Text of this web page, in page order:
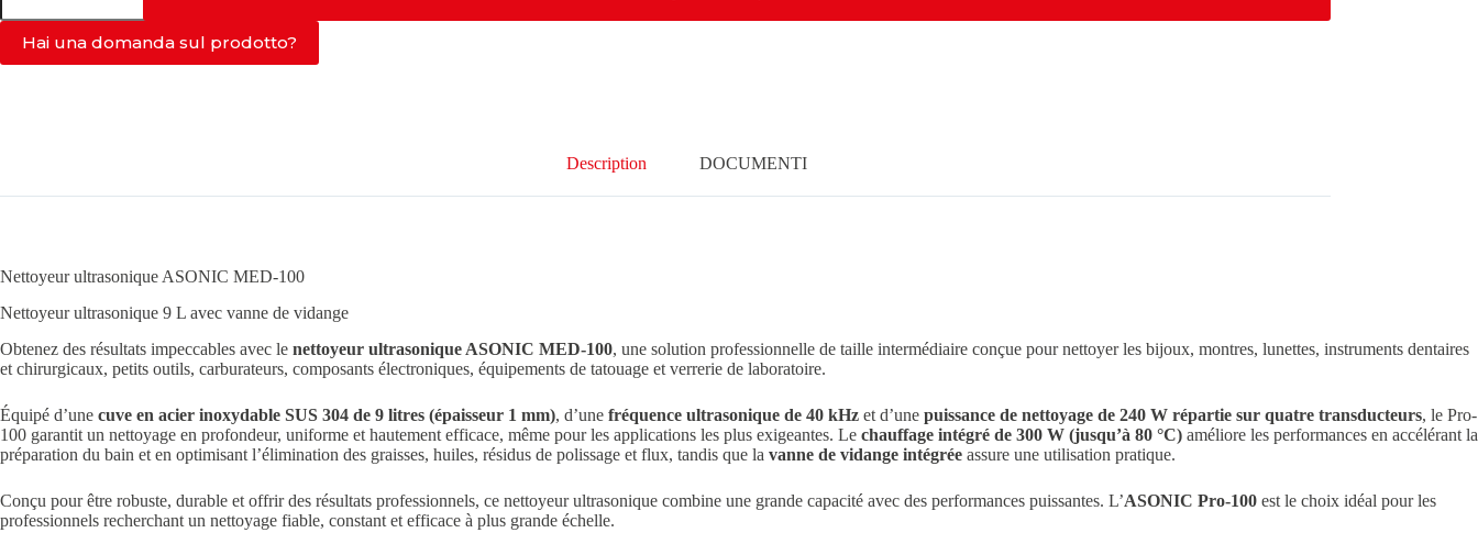
100-
40kHzHai una domanda sul prodotto?
Description DOCUMENTI
Nettoyeur ultrasonique ASONIC MED-100
Nettoyeur ultrasonique 9 L avec vanne de vidange
Obtenez des résultats impeccables avec le nettoyeur ultrasonique ASONIC MED-100, une solution professionnelle de taille intermédiaire conçue pour nettoyer les bijoux, montres, lunettes, instruments dentaires
et chirurgicaux, petits outils, carburateurs, composants électroniques, équipements de tatouage et verrerie de laboratoire.
Équipé d’une cuve en acier inoxydable SUS 304 de 9 litres (épaisseur 1 mm), d’une fréquence ultrasonique de 40 kHz et d’une puissance de nettoyage de 240 W répartie sur quatre transducteurs, le Pro-
100 garantit un nettoyage en profondeur, uniforme et hautement efficace, même pour les applications les plus exigeantes. Le chauffage intégré de 300 W (jusqu’à 80 °C) améliore les performances en accélérant la
préparation du bain et en optimisant l’élimination des graisses, huiles, résidus de polissage et flux, tandis que la vanne de vidange intégrée assure une utilisation pratique.
Conçu pour être robuste, durable et offrir des résultats professionnels, ce nettoyeur ultrasonique combine une grande capacité avec des performances puissantes. L’ASONIC Pro-100 est le choix idéal pour les
professionnels recherchant un nettoyage fiable, constant et efficace à plus grande échelle.